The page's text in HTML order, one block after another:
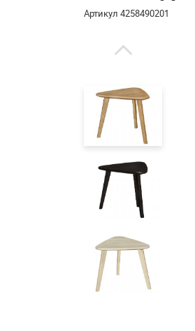
Артикул 4258490201